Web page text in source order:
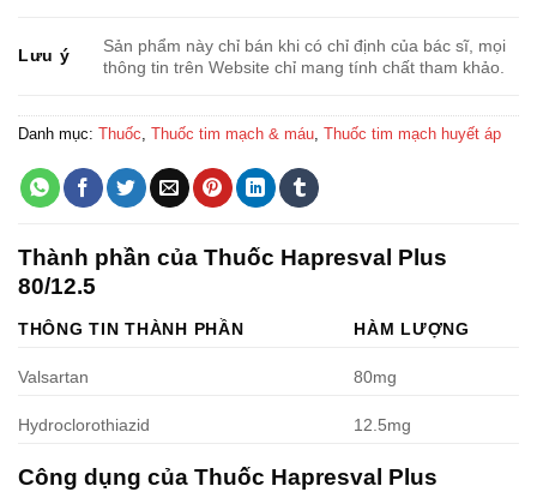
Lưu ý
Sản phẩm này chỉ bán khi có chỉ định của bác sĩ, mọi
thông tin trên Website chỉ mang tính chất tham khảo.
Danh mục: Thuốc Thuốc tim mạch & máu Thuốc tim mạch huyết áp
Thành phần của Thuốc Hapresval Plus
80/12.5
THÔNG TIN THÀNH PHẦN HÀM LƯỢNG
Valsartan 80mg
Hydroclorothiazid 12.5mg
Công dụng của Thuốc Hapresval Plus